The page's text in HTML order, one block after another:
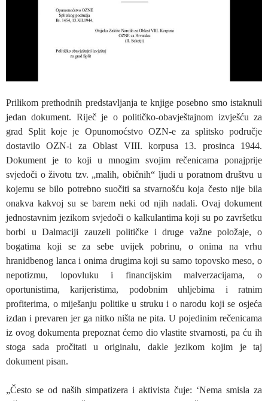
Prilikom prethodnih predstavljanja te knjige posebno smo istaknuli
jedan dokument. Riječ je o političko-obavještajnom izvješću za
grad Split koje je Opunomoćstvo OZN-e za splitsko područje
dostavilo OZN-i za Oblast VIII. korpusa 13. prosinca 1944.
Dokument je to koji u mnogim svojim rečenicama ponajprije
svjedoči o životu tzv. „malih, običnih“ ljudi u poratnom društvu u
kojemu se bilo potrebno suočiti sa stvarnošću koja često nije bila
onakva kakvoj su se barem neki od njih nadali. Ovaj dokument
jednostavnim jezikom svjedoči o kalkulantima koji su po završetku
borbi u Dalmaciji zauzeli političke i druge važne položaje, o
bogatima koji se za sebe uvijek pobrinu, o onima na vrhu
hranidbenog lanca i onima drugima koji su samo topovsko meso, o
nepotizmu, lopovluku i financijskim malverzacijama, o
oportunistima, karijeristima, podobnim uhljebima i ratnim
profiterima, o miješanju politike u struku i o narodu koji se osjeća
izdan i prevaren jer ga nitko ništa ne pita. U pojedinim rečenicama
iz ovog dokumenta prepoznat ćemo dio vlastite stvarnosti, pa ću ih
stoga sada pročitati u originalu, dakle jezikom kojim je taj
dokument pisan.
„Često se od naših simpatizera i aktivista čuje: ‘Nema smisla za